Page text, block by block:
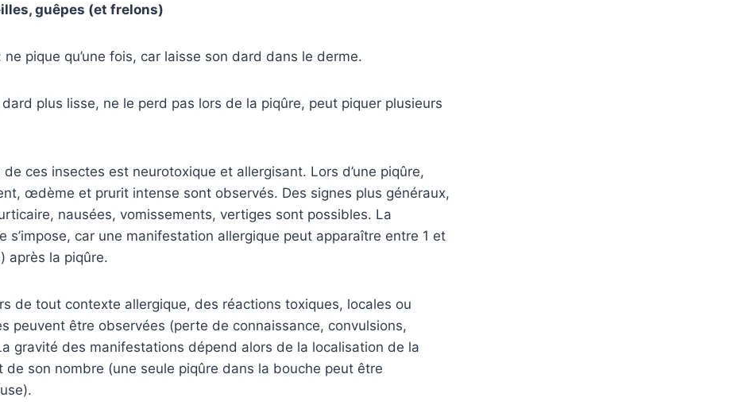
guêpes (et frelons)
ne pique qu’une fois, car laisse son dard dans le derme.
dard plus lisse, ne le perd pas lors de la piqûre, peut piquer plusieurs
de ces insectes est neurotoxique et allergisant. Lors d’une piqûre,
œdème et prurit intense sont observés. Des signes plus généraux,
nausées, vomissements, vertiges sont possibles. La
s’impose, car une manifestation allergique peut apparaître entre 1 et
après la piqûre.
de tout contexte allergique, des réactions toxiques, locales ou
peuvent être observées (perte de connaissance, convulsions,
gravité des manifestations dépend alors de la localisation de la
de son nombre (une seule piqûre dans la bouche peut être